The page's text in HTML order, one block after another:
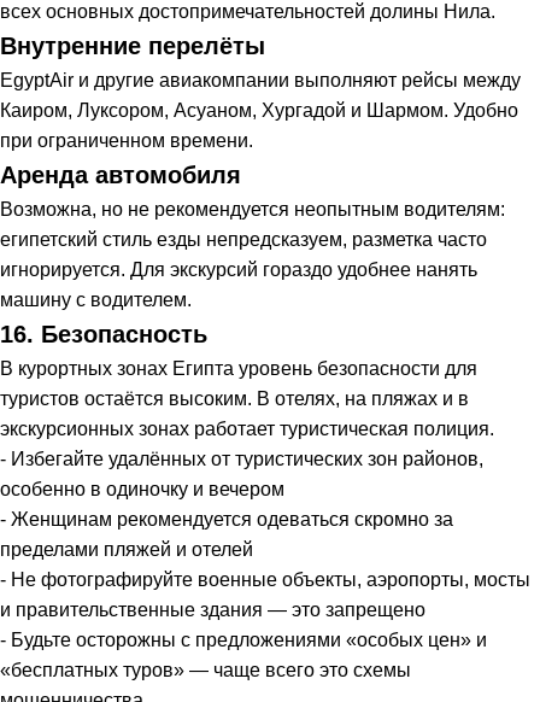
всех основных достопримечательностей долины Нила.
Внутренние перелёты
EgyptAir и другие авиакомпании выполняют рейсы между
Каиром, Луксором, Асуаном, Хургадой и Шармом. Удобно
при ограниченном времени.
Аренда автомобиля
Возможна, но не рекомендуется неопытным водителям:
египетский стиль езды непредсказуем, разметка часто
игнорируется. Для экскурсий гораздо удобнее нанять
машину с водителем.
16. Безопасность
В курортных зонах Египта уровень безопасности для
туристов остаётся высоким. В отелях, на пляжах и в
экскурсионных зонах работает туристическая полиция.
- Избегайте удалённых от туристических зон районов,
особенно в одиночку и вечером
- Женщинам рекомендуется одеваться скромно за
пределами пляжей и отелей
- Не фотографируйте военные объекты, аэропорты, мосты
и правительственные здания — это запрещено
- Будьте осторожны с предложениями «особых цен» и
«бесплатных туров» — чаще всего это схемы